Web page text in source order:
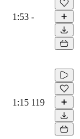
1:53 -
1:15 119